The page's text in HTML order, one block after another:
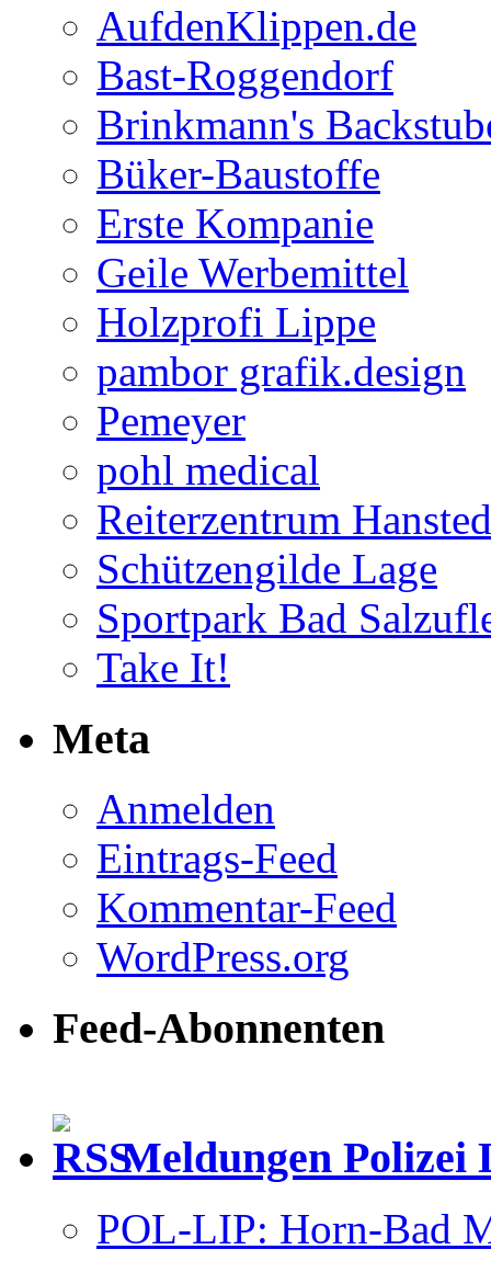
AufdenKlippen.de
Bast-Roggendorf
Brinkmann's
Büker-Baustoffe
Erste Kompanie
Geile Werbemittel
Holzprofi Lippe
pambor grafik.design
Pemeyer
pohl medical
Reiterzentrum
Schützengilde Lage
Sportpark Bad
Take It!
Meta
Anmelden
Eintrags-Feed
Kommentar-Feed
WordPress.org
Feed-Abonnenten
Meldungen Polizei
POL-LIP: Horn-Bad